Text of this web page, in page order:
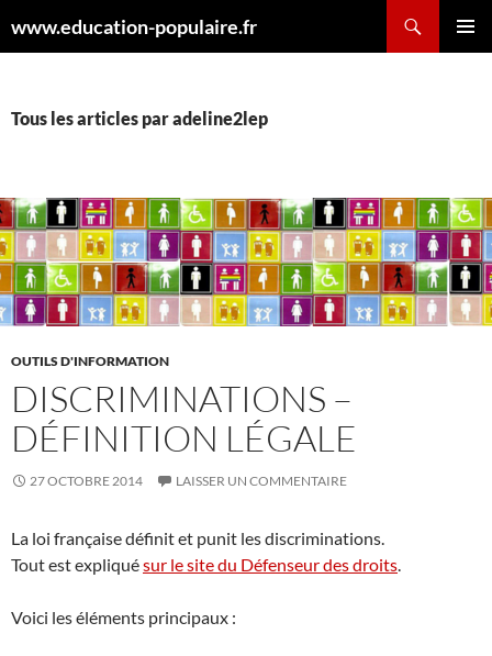
auwww.education-populaire.fr
Tous les articles par adeline2lep
OUTILS D'INFORMATION
DISCRIMINATIONS –
DÉFINITION LÉGALE
27 OCTOBRE 2014 LAISSER UN COMMENTAIRE
La loi française définit et punit les discriminations.
Tout est expliquésur le site du Défenseur des droits
Voici les éléments principaux :